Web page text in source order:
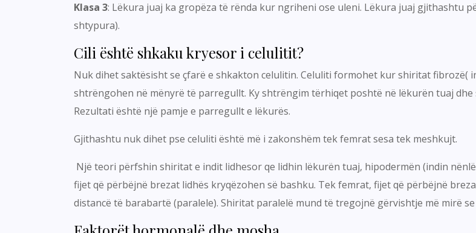
Klasa 3: Lëkura juaj ka gropëza të rënda kur ngriheni ose uleni. Lëkura juaj gjithashtu
shtypura).
Cili është shkaku kryesor i celulitit?
Nuk dihet saktësisht se çfarë e shkakton celulitin. Celuliti formohet kur shiritat fibrozë(
shtrëngohen në mënyrë të parregullt. Ky shtrëngim tërhiqet poshtë në lëkurën tuaj
Rezultati është një pamje e parregullt e lëkurës.
Gjithashtu nuk dihet pse celuliti është më i zakonshëm tek femrat sesa tek meshkujt.
Një teori përfshin shiritat e indit lidhesor qe lidhin lëkurën tuaj, hipodermën (indin
fijet që përbëjnë brezat lidhës kryqëzohen së bashku. Tek femrat, fijet që përbëjnë
distancë të barabartë (paralele). Shiritat paralelë mund të tregojnë gërvishtje më mirë